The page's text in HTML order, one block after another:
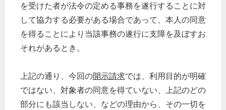
を受けた者が法令の定める事務を遂行することに対
して協力する必要がある場合であって、本人の同意
を得ることにより当該事務の遂行に支障を及ぼすお
それがあるとき。
上記の通り、今回の開示請求では、利用目的が明確
ではない、対象者の同意を得ていない、上記のどの
部分にも該当しない、などの理由から、その一切を
企業法務
経営の知恵
次へ